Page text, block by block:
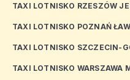
TAXI LOTNISKO RZESZÓW
TAXI LOTNISKO POZNAŃ
TAXI LOTNISKO SZCZECIN-
TAXI LOTNISKO WARSZAWA